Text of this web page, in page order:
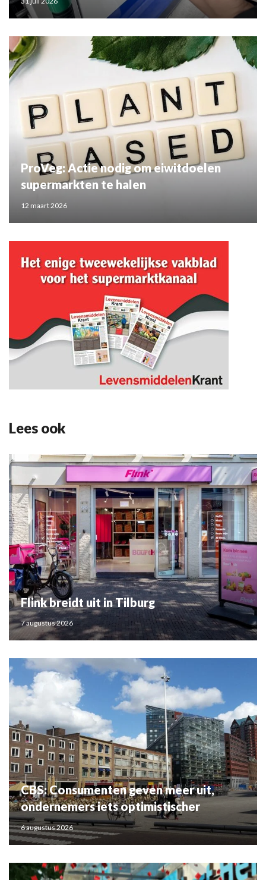
ProVeg: Actie nodig om eiwitdoelen
supermarkten te halen
12 maart 2026
Lees ook
Flink breidt uit in Tilburg
7 augustus 2026
CBS: Consumenten geven meer uit,
ondernemers iets optimistischer
6 augustus 2026